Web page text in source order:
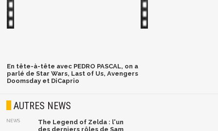
En tête-à-tête avec PEDRO PASCAL, on a
parlé de Star Wars, Last of Us, Avengers
Doomsday et DiCaprio
AUTRES NEWS
NEWS
The Legend of Zelda : l'un
des derniers rôles de Sam